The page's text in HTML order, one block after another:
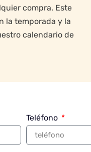
compra. Este
la temporada y la
calendario de
Teléfono